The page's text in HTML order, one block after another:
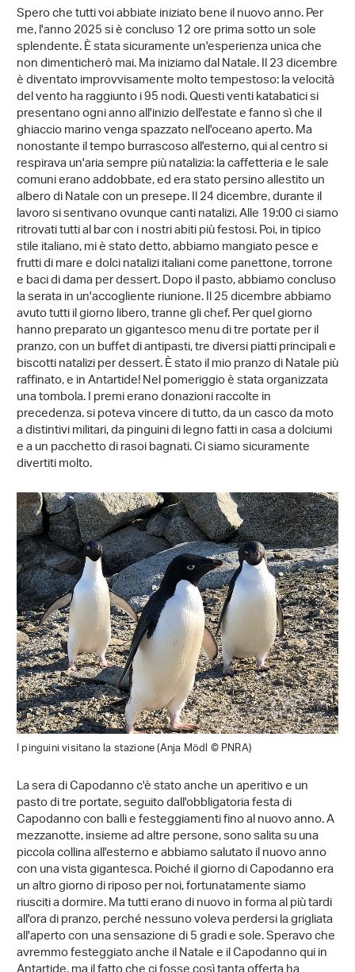
Spero che tutti voi abbiate iniziato bene il nuovo anno. Per
me, l'anno 2025 si è concluso 12 ore prima sotto un sole
splendente. È stata sicuramente un'esperienza unica che
non dimenticherò mai. Ma iniziamo dal Natale. Il 23 dicembre
è diventato improvvisamente molto tempestoso: la velocità
del vento ha raggiunto i 95 nodi. Questi venti katabatici si
presentano ogni anno all'inizio dell'estate e fanno sì che il
ghiaccio marino venga spazzato nell'oceano aperto. Ma
nonostante il tempo burrascoso all'esterno, qui al centro si
respirava un'aria sempre più natalizia: la caffetteria e le sale
comuni erano addobbate, ed era stato persino allestito un
albero di Natale con un presepe. Il 24 dicembre, durante il
lavoro si sentivano ovunque canti natalizi. Alle 19:00 ci siamo
ritrovati tutti al bar con i nostri abiti più festosi. Poi, in tipico
stile italiano, mi è stato detto, abbiamo mangiato pesce e
frutti di mare e dolci natalizi italiani come panettone, torrone
e baci di dama per dessert. Dopo il pasto, abbiamo concluso
la serata in un'accogliente riunione. Il 25 dicembre abbiamo
avuto tutti il giorno libero, tranne gli chef. Per quel giorno
hanno preparato un gigantesco menu di tre portate per il
pranzo, con un buffet di antipasti, tre diversi piatti principali e
biscotti natalizi per dessert. È stato il mio pranzo di Natale più
raffinato, e in Antartide! Nel pomeriggio è stata organizzata
una tombola. I premi erano donazioni raccolte in
precedenza. si poteva vincere di tutto, da un casco da moto
a distintivi militari, da pinguini di legno fatti in casa a dolciumi
e a un pacchetto di rasoi bagnati. Ci siamo sicuramente
divertiti molto.
I pinguini visitano la stazione (Anja Mödl © PNRA)
La sera di Capodanno c'è stato anche un aperitivo e un
pasto di tre portate, seguito dall'obbligatoria festa di
Capodanno con balli e festeggiamenti fino al nuovo anno. A
mezzanotte, insieme ad altre persone, sono salita su una
piccola collina all'esterno e abbiamo salutato il nuovo anno
con una vista gigantesca. Poiché il giorno di Capodanno era
un altro giorno di riposo per noi, fortunatamente siamo
riusciti a dormire. Ma tutti erano di nuovo in forma al più tardi
all'ora di pranzo, perché nessuno voleva perdersi la grigliata
all'aperto con una sensazione di 5 gradi e sole. Speravo che
avremmo festeggiato anche il Natale e il Capodanno qui in